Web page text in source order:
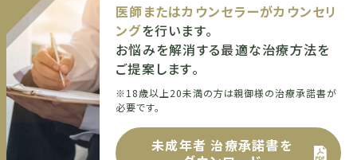
医師またはカウンセラーがカウンセリ
ングを行います。
お悩みを解消する最適な治療方法を
ご提案します。
※18歳以上20未満の方は親御様の治療承諾書が
必要です。
未成年者 治療承諾書を